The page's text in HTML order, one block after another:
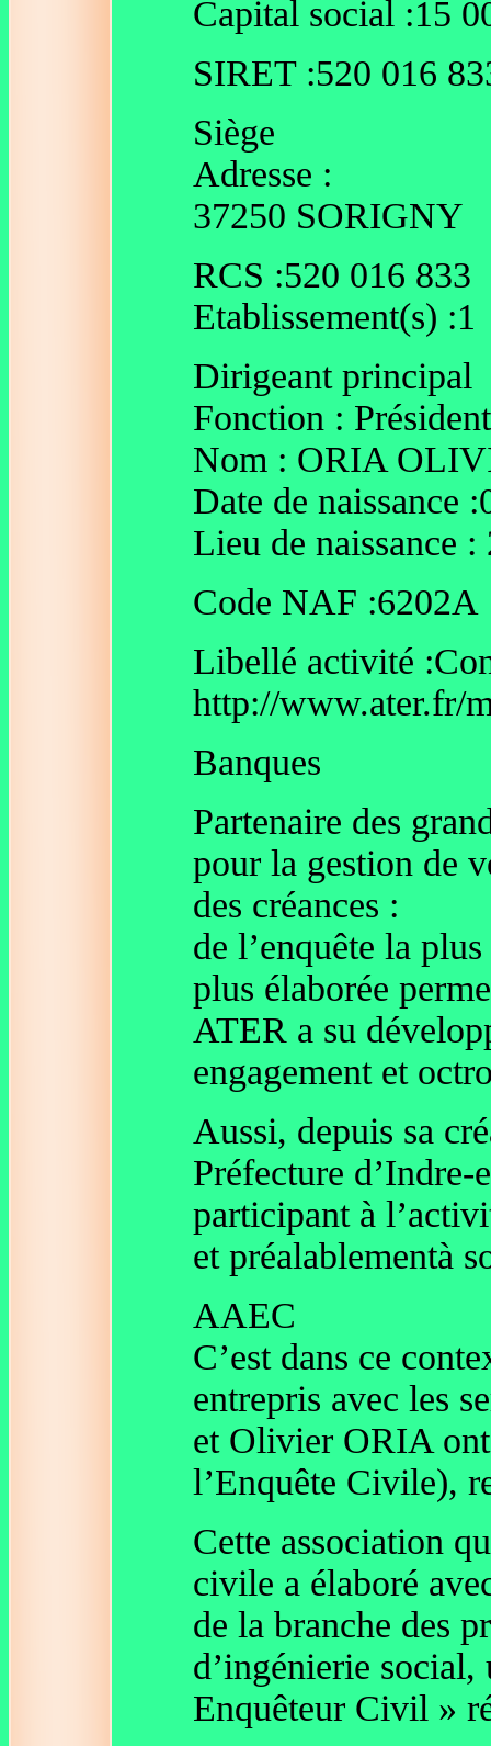
Capital social :15
SIRET :520 016
Siège
Adresse :
37250 SORIGNY
RCS :520 016 833
Etablissement(s) :1
Dirigeant principal
Fonction : Président
Nom : ORIA
Date de naissance
Lieu de
Code NAF :6202A
Libellé activité
http://www.ater.fr/
Banques
Partenaire des
pour la gestion de
des créances :
de l’enquête la
plus élaborée
ATER a su
engagement et
Aussi, depuis sa
Préfecture d’Indre-
participant à
et préalablementà
AAEC
C’est dans ce
entrepris avec les
et Olivier ORIA
l’Enquête Civile),
Cette association
civile a élaboré
de la branche des
d’ingénierie
Enquêteur Civil »